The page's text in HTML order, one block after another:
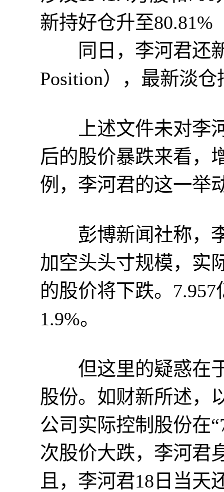
新持好仓升至80.81%
同日，李河君还新
Position），最新淡
上述文件未对李河
后的股价暴跌来看，
例，李河君的这一举
彭博新闻社称，李
加空头头寸规模，实
的股价将下跌。
1.9%。
但这里的疑惑在于
股份。如财新所述，
公司实际控制股份在
次股价大跌，李河君
且，李河君18日当天